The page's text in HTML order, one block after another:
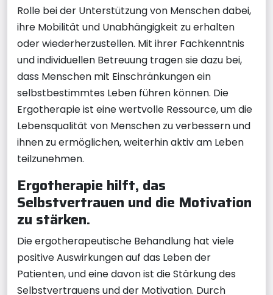
Rolle bei der Unterstützung von Menschen dabei,
ihre Mobilität und Unabhängigkeit zu erhalten
oder wiederherzustellen. Mit ihrer Fachkenntnis
und individuellen Betreuung tragen sie dazu bei,
dass Menschen mit Einschränkungen ein
selbstbestimmtes Leben führen können. Die
Ergotherapie ist eine wertvolle Ressource, um die
Lebensqualität von Menschen zu verbessern und
ihnen zu ermöglichen, weiterhin aktiv am Leben
teilzunehmen.
Ergotherapie hilft, das
Selbstvertrauen und die Motivation
zu stärken.
Die ergotherapeutische Behandlung hat viele
positive Auswirkungen auf das Leben der
Patienten, und eine davon ist die Stärkung des
Selbstvertrauens und der Motivation. Durch